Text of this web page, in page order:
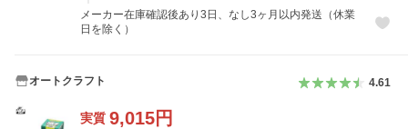
メーカー在庫確認後あり3日、なし3ヶ月以内発送（休業
日を除く）
オートクラフト 4.61
実質 9,015円